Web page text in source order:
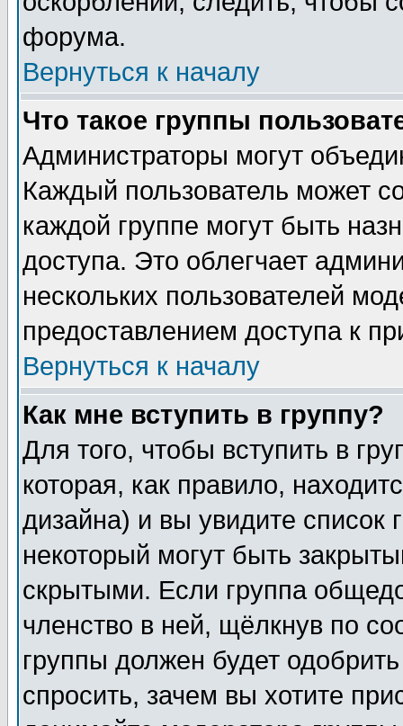
форума.
Вернуться к началу
Что такое группы
Администраторы могут
Каждый пользователь может
каждой группе могут быть
доступа. Это облегчает
нескольких пользователей
предоставлением доступа к
Вернуться к началу
Как мне вступить в группу?
Для того, чтобы вступить в
которая, как правило,
дизайна) и вы увидите список
некоторый могут быть
скрытыми. Если группа
членство в ней, щёлкнув по
группы должен будет
спросить, зачем вы хотите